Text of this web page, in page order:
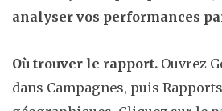
analyser vos performances
Où trouver le rapport. Ouvrez
dans Campagnes, puis